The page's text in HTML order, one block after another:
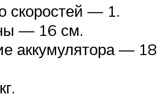
скоростей — 1.
— 16 см.
аккумулятора — 18